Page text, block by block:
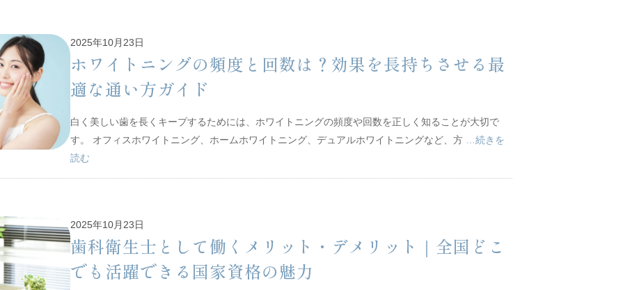
2025年10月23日
ホワイトニングの頻度と回数は？効果を長持ちさせる最
適な通い方ガイド
白く美しい歯を長くキープするためには、ホワイトニングの頻度や回数を正しく知ることが大切で
す。 オフィスホワイトニング、ホームホワイトニング、デュアルホワイトニングなど、方
…続きを
読む
2025年10月23日
歯科衛生士として働くメリット・デメリット｜全国どこ
でも活躍できる国家資格の魅力